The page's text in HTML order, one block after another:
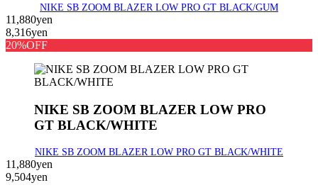
NIKE SB ZOOM BLAZER LOW PRO GT BLACK/GUM
11,880yen
8,316yen
20%OFF
NIKE SB ZOOM BLAZER LOW PRO
GT BLACK/WHITE
NIKE SB ZOOM BLAZER LOW PRO GT BLACK/WHITE
11,880yen
9,504yen